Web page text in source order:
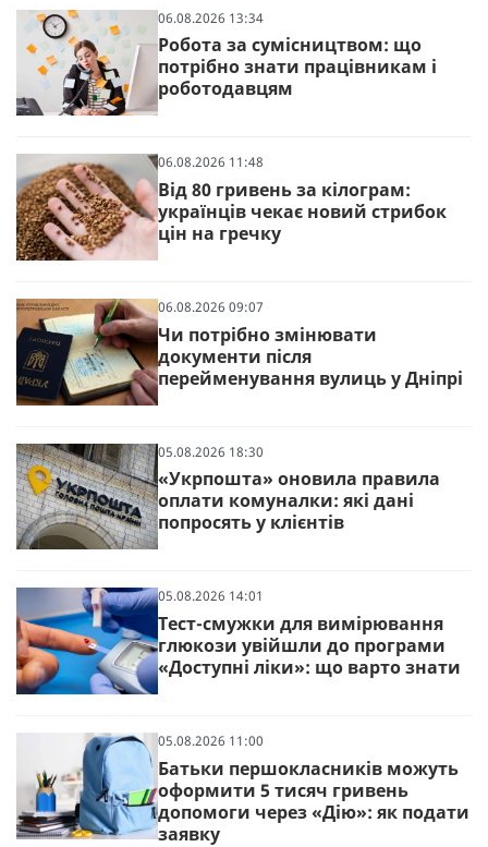
06.08.2026 13:34
Робота за сумісництвом: що
потрібно знати працівникам і
роботодавцям
06.08.2026 11:48
Від 80 гривень за кілограм:
українців чекає новий стрибок
цін на гречку
06.08.2026 09:07
Чи потрібно змінювати
документи після
перейменування вулиць у Дніпрі
05.08.2026 18:30
«Укрпошта» оновила правила
оплати комуналки: які дані
попросять у клієнтів
05.08.2026 14:01
Тест-смужки для вимірювання
глюкози увійшли до програми
«Доступні ліки»: що варто знати
05.08.2026 11:00
Батьки першокласників можуть
оформити 5 тисяч гривень
допомоги через «Дію»: як подати
заявку